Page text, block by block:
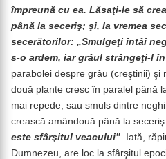
împreună cu ea. Lăsaţi-le să
până la seceriş; şi, la vremea
secerătorilor: „Smulgeţi întâi
s-o ardem, iar grâul strângeţi-l
parabolei despre grâu (creştinii) şi
două plante cresc în paralel până
mai repede, sau smuls dintre
crească amândouă până la
este sfârşitul veacului” . Iată,
Dumnezeu, are loc la sfârşitul